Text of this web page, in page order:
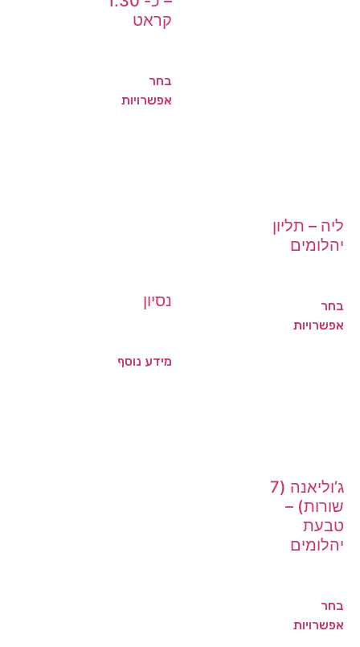
קראט
בחר
אפשרויות
ליה – תליון
יהלומים
בחר
אפשרויות
נסיון
מידע נוסף
ג’וליאנה (7
שורות) –
טבעת
יהלומים
בחר
אפשרויות